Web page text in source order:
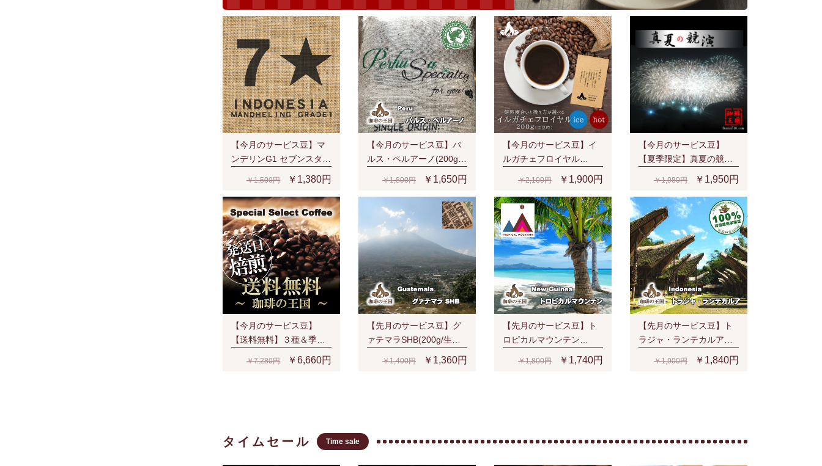
【今月のサービス豆】マ
ンデリンG1 セブンスタ
ー-SevenStars (200g/生
豆時) RA認証
￥1,500円 ￥1,380円
【今月のサービス豆】バ
ルス・ペルアーノ(200g/
生豆時)RA認証 スペシャ
ルティ 芳醇な香り
￥1,800円 ￥1,650円
【今月のサービス豆】イ
ルガチェフロイヤル
G1(200g/生豆時) 有機栽
培豆 ナチュラル スペシャ
ルティ 濃厚なベリー系の
香味
￥2,100円 ￥1,900円
【今月のサービス豆】
【夏季限定】真夏の競演
￥1,980円 ￥1,950円
【今月のサービス豆】
【送料無料】３種＆季節
限定セット（S、V、Y、
夏）宅配便でもネコポス
￥7,280円 ￥6,660円
【先月のサービス豆】グ
ァテマラSHB(200g/生豆
￥1,400円 ￥1,360円
【先月のサービス豆】ト
ロピカルマウンテン
￥1,800円 ￥1,740円
【先月のサービス豆】ト
ラジャ・ランテカルア
(200g/生豆時)有機栽培コ
ーヒー豆 無農薬
￥1,900円 ￥1,840円
タイムセール Time sale